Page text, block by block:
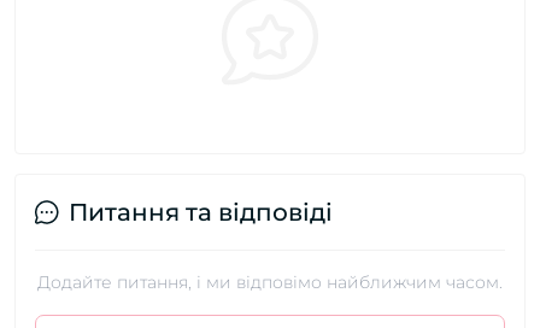
Питання та відповіді
Додайте питання, і ми відповімо найближчим часом.